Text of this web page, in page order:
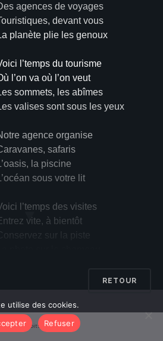
agences de voyages
devant vous
planète plie les genoux
l’temps du tourisme
l’on va où l’on veut
sommets, les abîmes
valises sont sous les yeux
agence organise
safaris
la piscine
L’océan sous votre lit
l’temps des visites
vite, à bientôt
sur la piste
crains rien, je te guide
te tiens au bord du vide
▼
RETOUR
– Tous droits réservés
utilise des cookies.
Refuser